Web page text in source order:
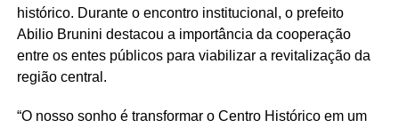
histórico. Durante o encontro institucional, o prefeito
Abilio Brunini destacou a importância da cooperação
entre os entes públicos para viabilizar a revitalização da
região central.
“O nosso sonho é transformar o Centro Histórico em um